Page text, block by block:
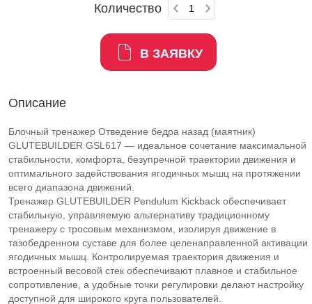
Количество
В ЗАЯВКУ
Описание
Блочный тренажер Отведение бедра назад (маятник)
GLUTEBUILDER GSL617 — идеальное сочетание максимальной
стабильности, комфорта, безупречной траектории движения и
оптимального задействования ягодичных мышц на протяжении
всего диапазона движений.
Тренажер GLUTEBUILDER Pendulum Kickback обеспечивает
стабильную, управляемую альтернативу традиционному
тренажеру с тросовым механизмом, изолируя движение в
тазобедренном суставе для более целенаправленной активации
ягодичных мышц. Контролируемая траектория движения и
встроенный весовой стек обеспечивают плавное и стабильное
сопротивление, а удобные точки регулировки делают настройку
доступной для широкого круга пользователей.